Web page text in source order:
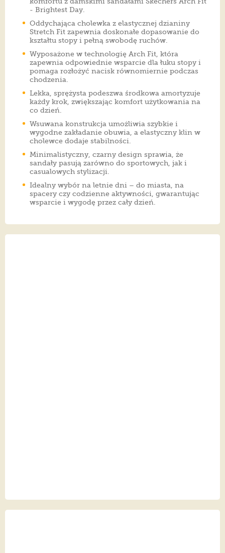
- Brightest Day.
Oddychająca cholewka z elastycznej dzianiny
Stretch Fit zapewnia doskonałe dopasowanie do
kształtu stopy i pełną swobodę ruchów.
Wyposażone w technologię Arch Fit, która
zapewnia odpowiednie wsparcie dla łuku stopy i
pomaga rozłożyć nacisk równomiernie podczas
chodzenia.
Lekka, sprężysta podeszwa środkowa amortyzuje
każdy krok, zwiększając komfort użytkowania na
co dzień.
Wsuwana konstrukcja umożliwia szybkie i
wygodne zakładanie obuwia, a elastyczny klin w
cholewce dodaje stabilności.
Minimalistyczny, czarny design sprawia, że
sandały pasują zarówno do sportowych, jak i
casualowych stylizacji.
Idealny wybór na letnie dni – do miasta, na
spacery czy codzienne aktywności, gwarantując
wsparcie i wygodę przez cały dzień.